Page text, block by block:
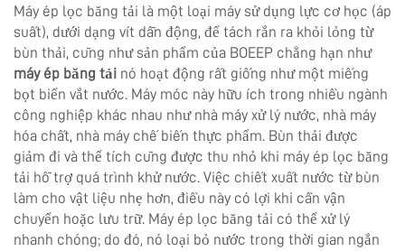
Máy ép lọc băng tải là một loại máy sử dụng lực cơ học (áp
suất), dưới dạng vít dẫn động, để tách rắn ra khỏi lỏng từ
bùn thải, cũng như sản phẩm của BOEEP chẳng hạn như
máy ép băng tải nó hoạt động rất giống như một miếng
bọt biển vắt nước. Máy móc này hữu ích trong nhiều ngành
công nghiệp khác nhau như nhà máy xử lý nước, nhà máy
hóa chất, nhà máy chế biến thực phẩm. Bùn thải được
giảm đi và thể tích cũng được thu nhỏ khi máy ép lọc băng
tải hỗ trợ quá trình khử nước. Việc chiết xuất nước từ bùn
làm cho vật liệu nhẹ hơn, điều này có lợi khi cần vận
chuyển hoặc lưu trữ. Máy ép lọc băng tải có thể xử lý
nhanh chóng; do đó, nó loại bỏ nước trong thời gian ngắn